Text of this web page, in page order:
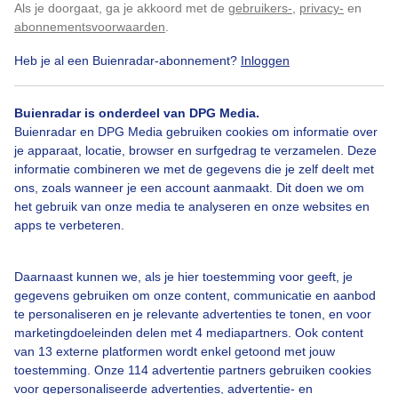
Als je doorgaat, ga je akkoord met de gebruikers- privacy- en
abonnementsvoorwaarden
Heb je al een Buienradar-abonnement? Inloggen
Buienradar is onderdeel van DPG Media.
Buienradar en DPG Media gebruiken cookies om informatie over
je apparaat, locatie, browser en surfgedrag te verzamelen. Deze
informatie combineren we met de gegevens die je zelf deelt met
ons, zoals wanneer je een account aanmaakt. Dit doen we om
het gebruik van onze media te analyseren en onze websites en
apps te verbeteren.
Daarnaast kunnen we, als je hier toestemming voor geeft, je
gegevens gebruiken om onze content, communicatie en aanbod
te personaliseren en je relevante advertenties te tonen, en voor
marketingdoeleinden delen met 4 mediapartners. Ook content
van 13 externe platformen wordt enkel getoond met jouw
toestemming. Onze 114 advertentie partners gebruiken cookies
voor gepersonaliseerde advertenties, advertentie- en
Over Buienradar
Bedrijfsgegevens
Veelgestelde vragen
Contact
Toegankelijkheid
Buienradar Team
Privacy beleid
Cookie beleid
Privacy instellingen
Klik hierom dit aan te passen